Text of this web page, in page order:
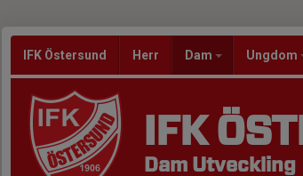
IFK Östersund Herr Dam Ungdom
IFK
Dam Utveckling